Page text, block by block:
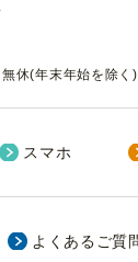
休(年末年始を除く)
スマホ
よくあるご質